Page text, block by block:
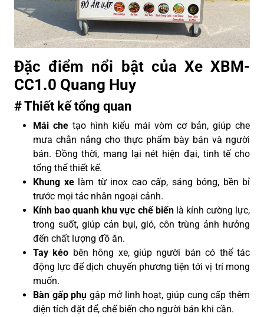
Đặc điểm nổi bật của Xe XBM-
CC1.0 Quang Huy
# Thiết kế tổng quan
Mái che tạo hình kiểu mái vòm cơ bản, giúp che
mưa chắn nắng cho thực phẩm bày bán và người
bán. Đồng thời, mang lại nét hiện đại, tinh tế cho
tổng thể thiết kế.
Khung xelàm từ inox cao cấp, sáng bóng, bền bỉ
trước mọi tác nhân ngoại cảnh.
Kính bao quanh khu vực chế biến là kính cường lực,
trong suốt, giúp cản bụi, gió, côn trùng ảnh hưởng
đến chất lượng đồ ăn.
Tay kéo bên hông xe, giúp người bán có thể tác
động lực để dịch chuyển phương tiện tới vị trí mong
muốn.
Bàn gấp phụgập mở linh hoạt, giúp cung cấp thêm
diện tích đặt để, chế biến cho người bán khi cần.